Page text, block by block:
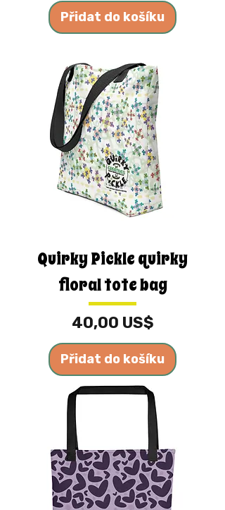
Přidat do košíku
Quirky Pickle quirky
floral tote bag
Cena
40,00 US$
Přidat do košíku